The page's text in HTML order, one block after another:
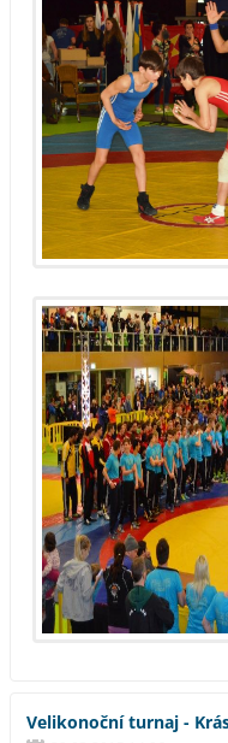
Velikonoční turnaj -